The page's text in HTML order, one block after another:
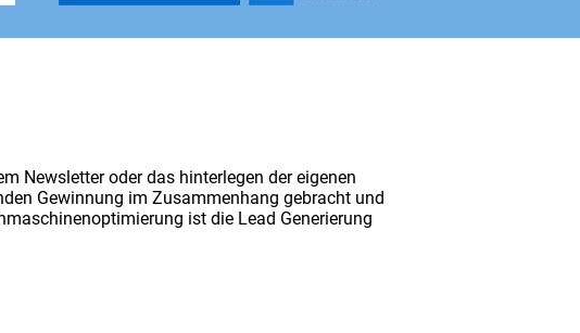
Newsletter oder das hinterlegen der eigenen
Gewinnung im Zusammenhang gebracht und
ist die Lead Generierung